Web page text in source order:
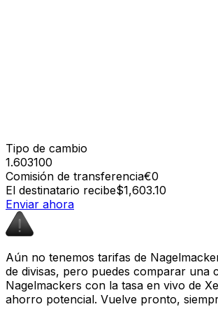
Tipo de cambio
1.603100
Comisión de transferencia€0
El destinatario recibe$1,603.10
Enviar ahora
Aún no tenemos tarifas de
de divisas, pero puedes comparar una
Nagelmackers con la tasa en vivo de
ahorro potencial. Vuelve pronto,